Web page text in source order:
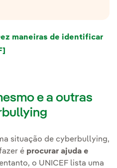
maneiras de identificar
e a outras
situação de cyberbullying,
é procurar ajuda e
o UNICEF lista uma